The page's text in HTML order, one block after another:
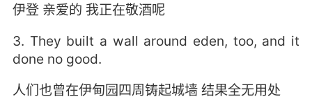
伊登 亲爱的 我正在敬酒呢
3. They built a wall around eden, too, and it
done no good.
人们也曾在伊甸园四周铸起城墙 结果全无用处